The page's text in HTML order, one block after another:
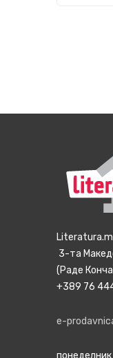
3-та
(Раде
+389 76
e-